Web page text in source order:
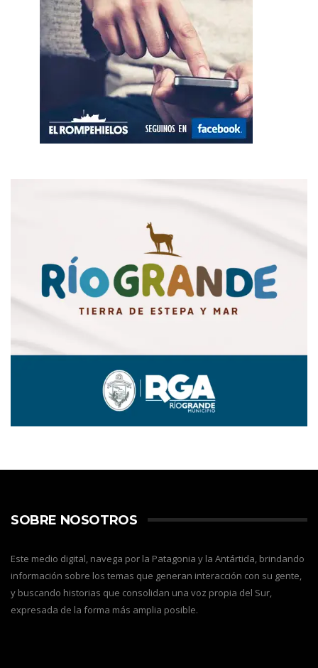
SOBRE NOSOTROS
Este medio digital, navega por la Patagonia y la Antártida, brindando
información sobre los temas que generan interacción con su gente,
y buscando historias que consolidan una voz propia del Sur,
expresada de la forma más amplia posible.